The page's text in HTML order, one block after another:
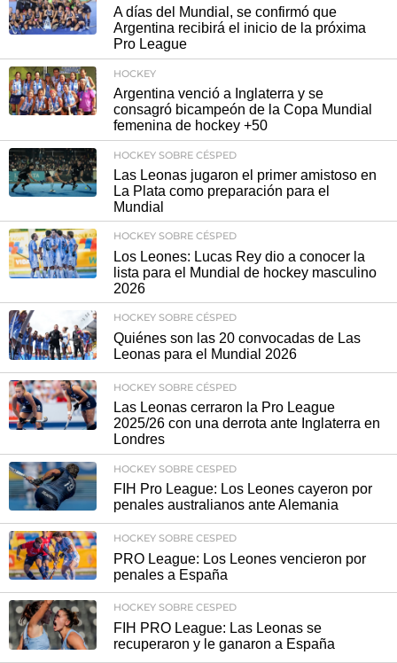
A días del Mundial, se confirmó que
Argentina recibirá el inicio de la próxima
Pro League
HOCKEY
Argentina venció a Inglaterra y se
consagró bicampeón de la Copa Mundial
femenina de hockey +50
HOCKEY SOBRE CÉSPED
Las Leonas jugaron el primer amistoso en
La Plata como preparación para el
Mundial
HOCKEY SOBRE CÉSPED
Los Leones: Lucas Rey dio a conocer la
lista para el Mundial de hockey masculino
2026
HOCKEY SOBRE CÉSPED
Quiénes son las 20 convocadas de Las
Leonas para el Mundial 2026
HOCKEY SOBRE CÉSPED
Las Leonas cerraron la Pro League
2025/26 con una derrota ante Inglaterra en
Londres
HOCKEY SOBRE CESPED
FIH Pro League: Los Leones cayeron por
penales australianos ante Alemania
HOCKEY SOBRE CESPED
PRO League: Los Leones vencieron por
penales a España
HOCKEY SOBRE CESPED
FIH PRO League: Las Leonas se
recuperaron y le ganaron a España